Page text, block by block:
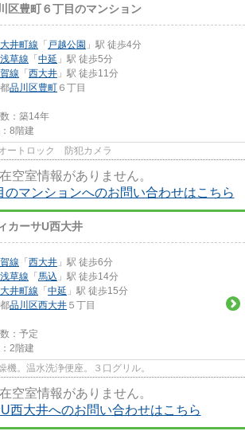
区豊町６丁目のマンション
井町線 「 戸越公園 」駅 徒歩4分
草線 「 中延 」駅 徒歩5分
線 「 西大井 」駅 徒歩11分
品川区豊町 ６丁目
：築14年
8階建
トロック 防犯カメラ
空室情報がありません。
のマンションへのお問い合わせはこちら
カーサU西大井
線 「 西大井 」駅 徒歩6分
草線 「 馬込 」駅 徒歩14分
井町線 「 中延 」駅 徒歩15分
品川区西大井 ５丁目
：予定
2階建
機。温水洗浄便座。３口グリル。
空室情報がありません。
西大井へのお問い合わせはこちら